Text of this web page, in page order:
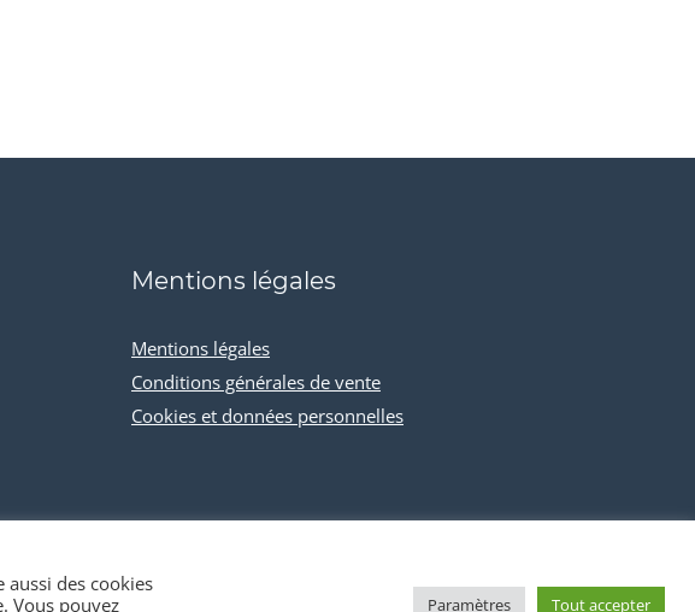
Mentions légales
Mentions légales
Conditions générales de vente
Cookies et données personnelles
des cookies
Vous pouvez
Paramètres Tout accepter